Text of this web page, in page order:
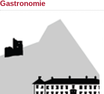
Gastronomie